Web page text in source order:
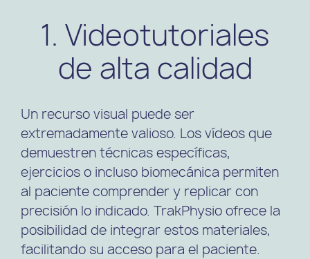
1. Videotutoriales
de alta calidad
Un recurso visual puede ser
extremadamente valioso. Los vídeos que
demuestren técnicas específicas,
ejercicios o incluso biomecánica permiten
al paciente comprender y replicar con
precisión lo indicado. TrakPhysio ofrece la
posibilidad de integrar estos materiales,
facilitando su acceso para el paciente.